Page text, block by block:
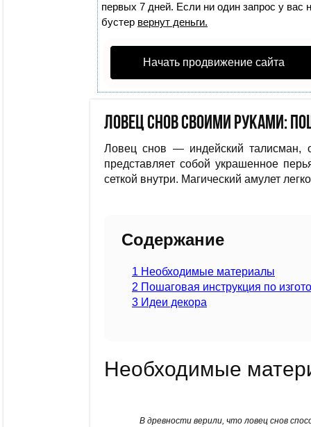
первых 7 дней. Если ни один запрос у вас
бустер вернут деньги.
Начать продвижение сайта
Ловец снов своими руками:
Ловец снов — индейский талисман,
представляет собой украшенное
сеткой внутри. Магический амулет
Содержание
1 Необходимые материалы
2 Пошаговая инструкция по
3 Идеи декора
Необходимые
В древности верили, что ловец снов